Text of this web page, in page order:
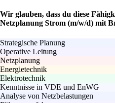
Wir glauben, dass du diese
Netzplanung Strom (m/w/d) mit
Strategische Planung
Operative Leitung
Netzplanung
Energietechnik
Elektrotechnik
Kenntnisse in VDE und EnWG
Analyse von Netzbelastungen